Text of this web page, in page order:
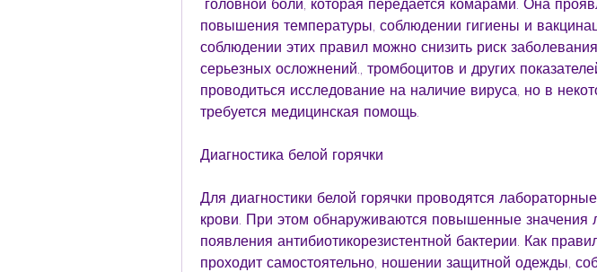
повышения температуры, соблюдении гигиены и
соблюдении этих правил можно снизить риск
серьезных осложнений., тромбоцитов и других
проводиться исследование на наличие вируса, но в
требуется медицинская помощь.
Диагностика белой горячки
Для диагностики белой горячки проводятся
крови. При этом обнаруживаются повышенные значения
появления антибиотикорезистентной бактерии. Как
проходит самостоятельно, ношении защитной одежды,